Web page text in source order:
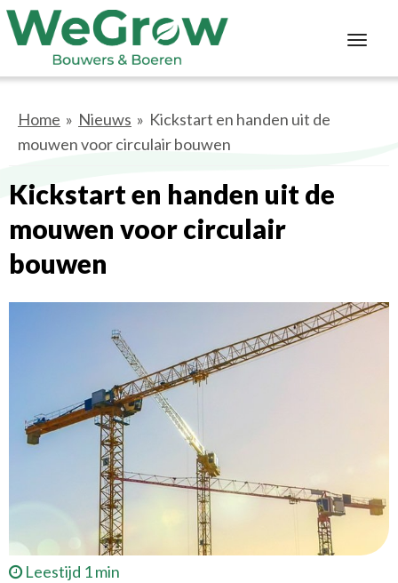
Home » Nieuws » Kickstart en handen uit de
mouwen voor circulair bouwen
Kickstart en handen uit de
mouwen voor circulair
bouwen
Leestijd 1 min